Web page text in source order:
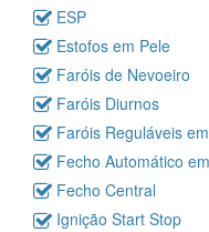
ESP
Estofos em Pele
Faróis de Nevoeiro
Faróis Diurnos
Faróis Reguláveis
Fecho Automático
Fecho Central
Ignição Start Stop